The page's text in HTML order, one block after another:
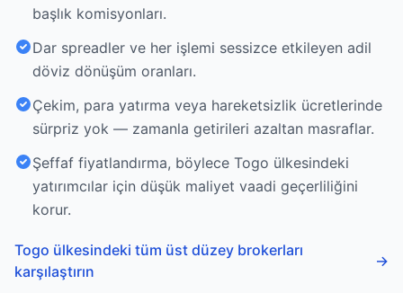
başlık komisyonları.
Dar spreadler ve her işlemi sessizce etkileyen adil
döviz dönüşüm oranları.
Çekim, para yatırma veya hareketsizlik ücretlerinde
sürpriz yok — zamanla getirileri azaltan masraflar.
Şeffaf fiyatlandırma, böylece Togo ülkesindeki
yatırımcılar için düşük maliyet vaadi geçerliliğini
korur.
Togo ülkesindeki tüm üst düzey brokerları
karşılaştırın
→